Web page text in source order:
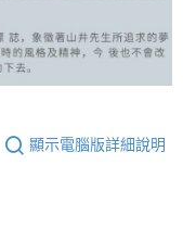
顯示電腦版詳細說明